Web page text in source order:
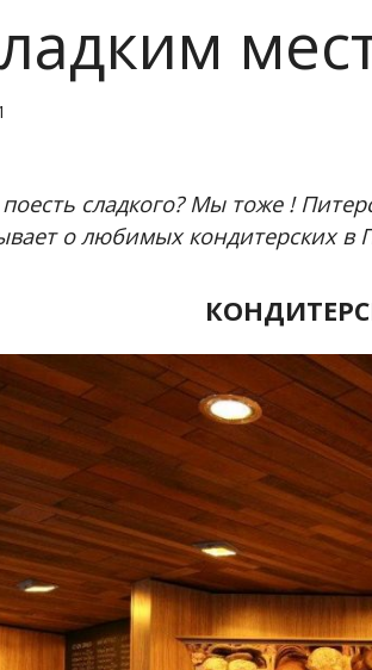
сладкого? Мы тоже !
о любимых кондитерских в